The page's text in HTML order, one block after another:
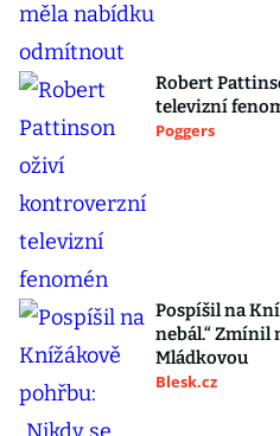
Robert
televizní
Poggers
Pospíšil na
nebál.“ Zmínil
Mládkovou
Blesk.cz